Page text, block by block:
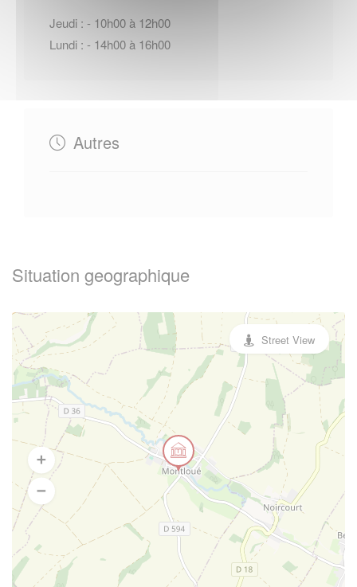
Jeudi : - 10h00 à 12h00
Lundi : - 14h00 à 16h00
Autres
Situation geographique
Street View